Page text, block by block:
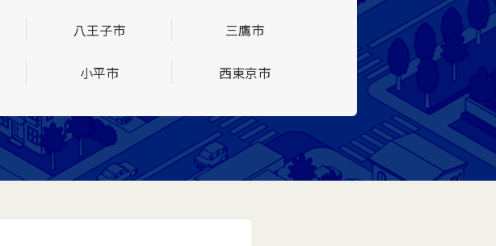
八王子市 三鷹市
小平市 西東京市